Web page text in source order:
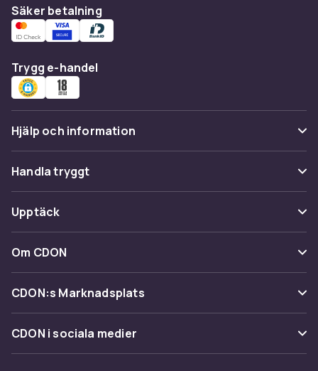
Säker betalning
Trygg e-handel
Hjälp och information
Vanliga frågor
Spåra paket
Ångra & Returnera här
Kundservice
Handla tryggt
Betalning
Leverans
Återkallelser
Upptäck
Kategorier
Varumärken
Shopit.se
Om CDON
Om oss
Kundrecensioner
CDON:s Marknadsplats
Sälj på CDON
Bli affiliate
CDON i sociala medier